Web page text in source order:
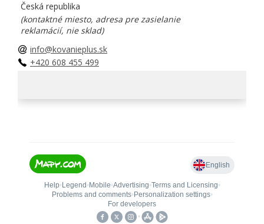
Česká republika
(kontaktné miesto, adresa pre zasielanie
reklamácií, nie sklad)
info@kovanieplus.sk
+420 608 455 499